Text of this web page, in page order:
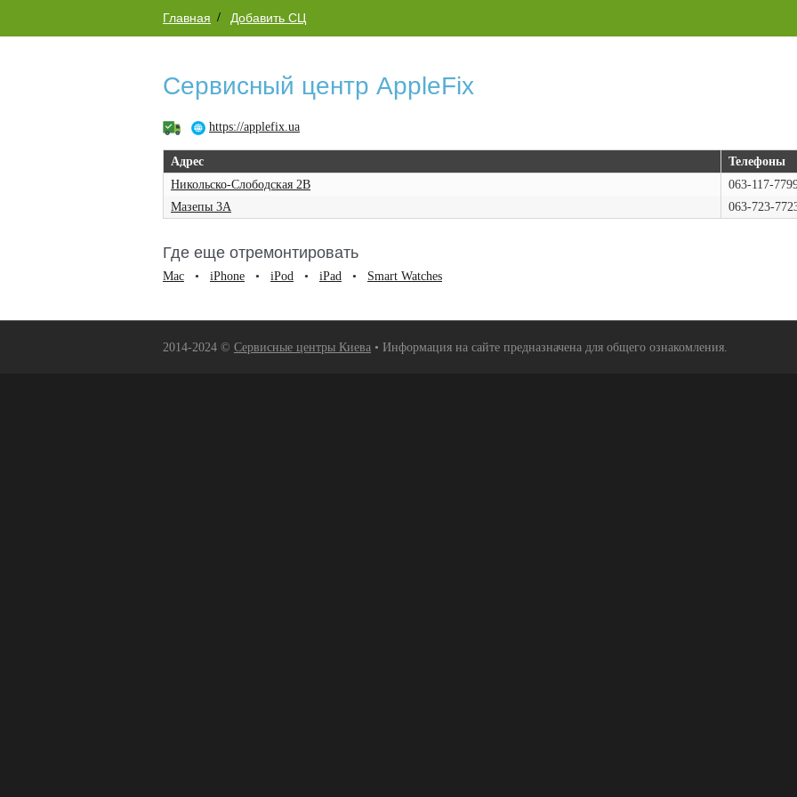
Главная Добавить СЦ
Сервисный центр AppleFix
https://applefix.ua
Адрес
Телефоны
Никольско-Слободская 2В
063-117-
Мазепы 3А
063-723-
Где еще отремонтировать
Mac • iPhone • iPod • iPad • Smart Watches
2014-2024 © Сервисные центры Киева • Информация на сайте предназначена для общего ознакомления.